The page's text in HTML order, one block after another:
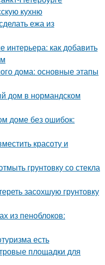
кухню
ежа из
интерьера: как добавить
дома: основные этапы
дом в нормандском
доме без ошибок:
красоту и
грунтовку со стекла
засохшую грунтовку
из пеноблоков:
есть
площадки для